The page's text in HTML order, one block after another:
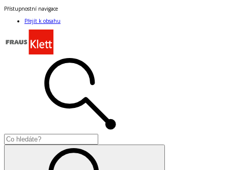
Přístupnostní navigace
Přejít k obsahu